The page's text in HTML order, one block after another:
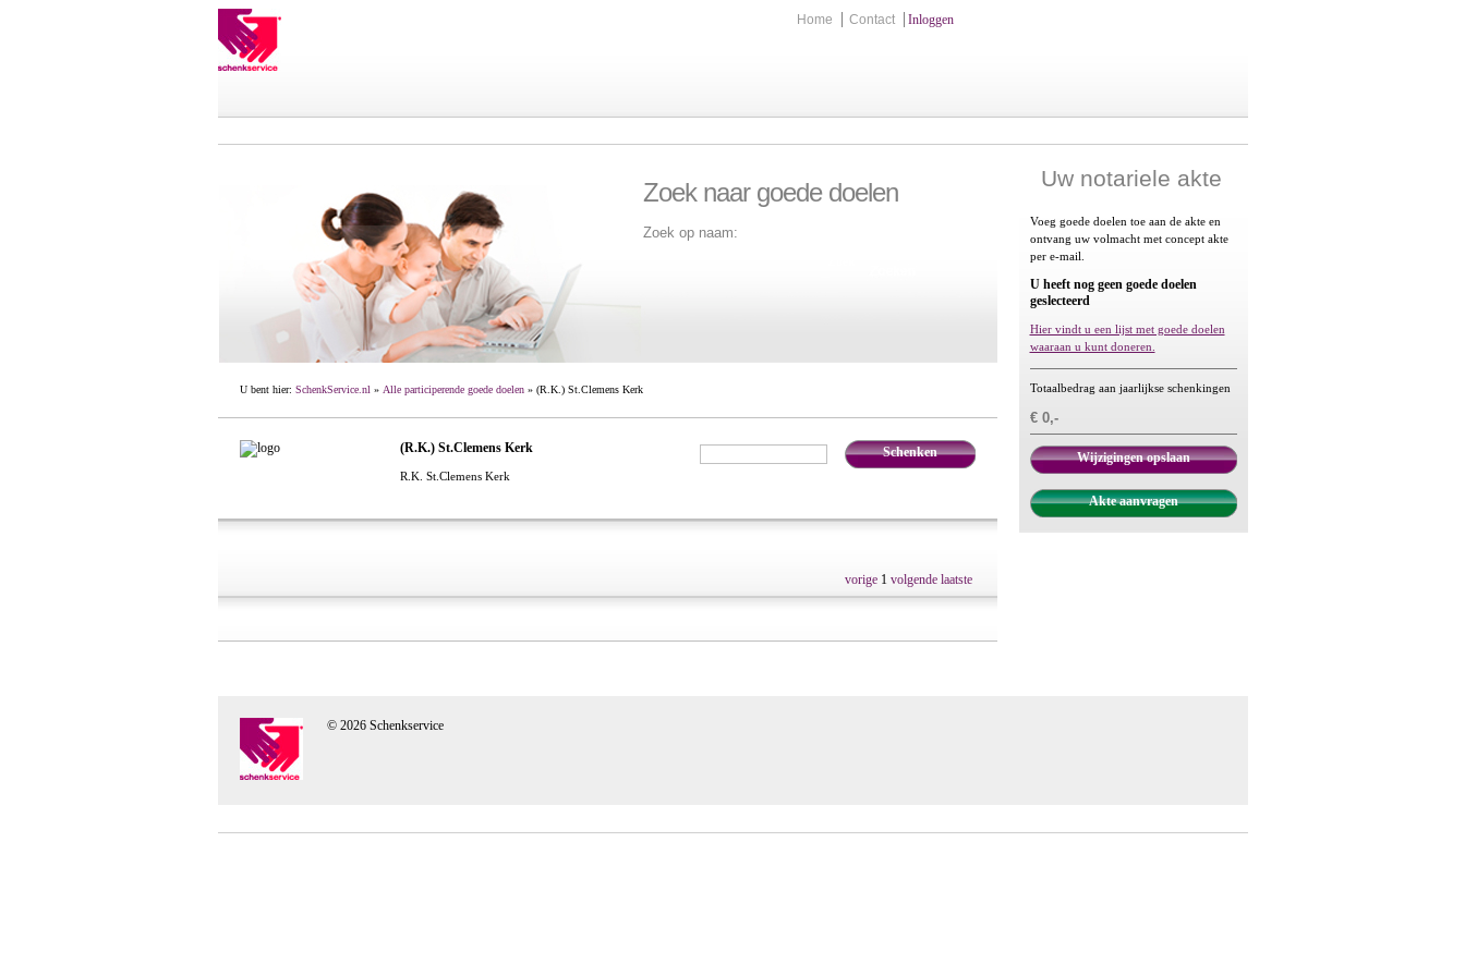
Home Contact Inloggen
Zoek naar goede doelen
Zoek op naam:
U bent hier: SchenkService.nl » Alle participerende goede doelen» (R.K.) St.Clemens Kerk
Schenken
(R.K.) St.Clemens Kerk
R.K. St.Clemens Kerk
vorige 1 volgende laatste
Uw notariele akte
Voeg goede doelen toe aan de akte en
ontvang uw volmacht met concept akte
per e-mail.
U heeft nog geen goede doelen
geslecteerd
Hier vindt u een lijst met goede doelen
waaraan u kunt doneren.
Totaalbedrag aan jaarlijkse schenkingen
€ 0,-
Wijzigingen opslaan
Akte aanvragen
© 2026 Schenkservice